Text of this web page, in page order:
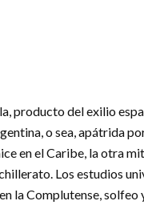
producto del exilio
o sea, apátrida
en el Caribe, la otra
Los estudios
la Complutense, solfeo